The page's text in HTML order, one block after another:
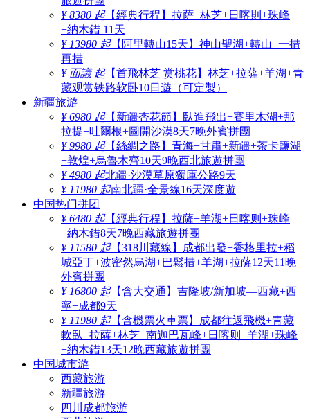
¥ 8380 起【經典行程】拉萨+林芝+日喀則+珠峰
+納木錯 11天
¥ 13980 起【阿里轉山15天】神山聖湖+轉山+一措
再措
¥ 面議 起【首飛林芝 赏桃花】林芝+拉薩+羊湖+青
藏观赏铁路软卧10日遊（可定製）
新疆旅游
¥ 6980 起【新疆杏花節】臥進飛出+賽里木湖+那
拉提+吐爾根+圖開沙漠8天7晚外賓拼團
¥ 9980 起【絲綢之路】青海+甘肅+新疆+茶卡鹽湖
+敦煌+烏魯木齊10天9晚西北旅遊拼團
¥ 4980 起北疆·沙漠草原獨庫公路9天
¥ 11980 起南北疆·全景線16天深度遊
中国热门拼团
¥ 6480 起【經典行程】拉薩+羊湖+日喀则+珠峰
+納木錯8天7晚西藏旅遊拼團
¥ 11580 起【318川藏線】成都出發+香格里拉+稻
城亞丁+波密然烏湖+巴鬆措+羊湖+拉薩12天11晚
外賓拼團
¥ 16800 起【含大交通】吉隆坡/新加坡—西藏+西
寧+成都9天
¥ 11980 起【含機票火車票】成都往返飛機+青藏
軟臥+拉薩+林芝+南迦巴瓦峰+日喀则+羊湖+珠峰
+納木錯13天12晚西藏旅遊拼團
中国城市游
西藏旅游
新疆旅游
四川成都旅游